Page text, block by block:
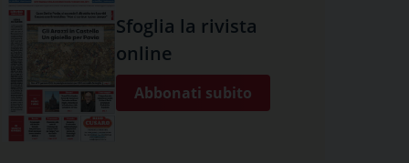
Sfoglia la rivista
online
Abbonati subito